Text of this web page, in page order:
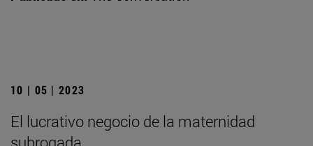
10 | 05 | 2023
El lucrativo negocio de la maternidad